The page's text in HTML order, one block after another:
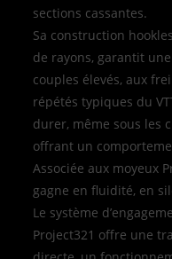
sections cassantes.
Sa construction
de rayons, garantit
couples élevés, aux
répétés typiques du
durer, même sous les
offrant un
Associée aux moyeux
gagne en fluidité, en
Le système
Project321 offre une